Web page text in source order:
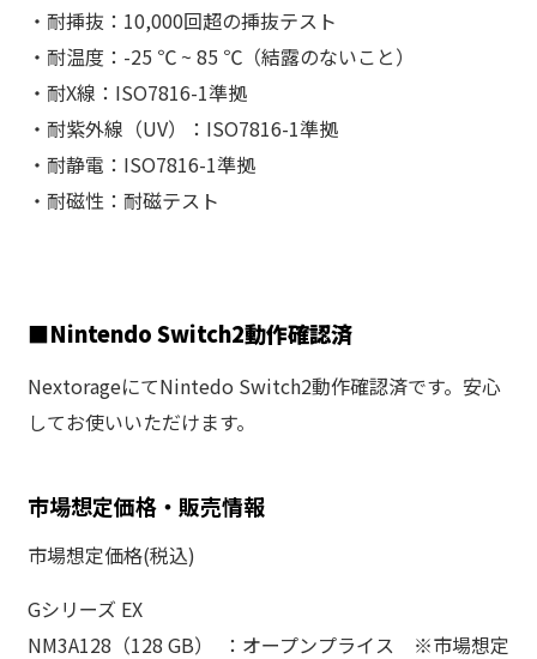
・耐挿抜：10,000回超の挿抜テスト
・耐温度：-25 ℃ ~ 85 ℃（結露のないこと）
・耐X線：ISO7816-1準拠
・耐紫外線（UV）：ISO7816-1準拠
・耐静電：ISO7816-1準拠
・耐磁性：耐磁テスト
■Nintendo Switch2動作確認済
NextorageにてNintedo Switch2動作確認済です。安心
してお使いいただけます。
市場想定価格・販売情報
市場想定価格(税込)
Gシリーズ EX
NM3A128（128 GB） ：オープンプライス ※市場想定